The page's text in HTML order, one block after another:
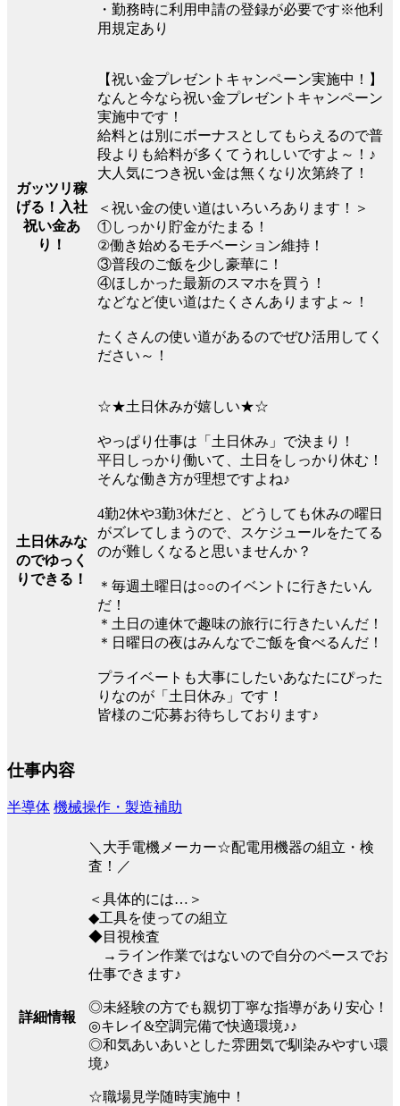
・勤務時に利用申請の登録が必要です※他利
用規定あり
ガッツリ稼
げる！入社
祝い金あ
り！
【祝い金プレゼントキャンペーン実施中！】
なんと今なら祝い金プレゼントキャンペーン
実施中です！
給料とは別にボーナスとしてもらえるので普
段よりも給料が多くてうれしいですよ～！♪
大人気につき祝い金は無くなり次第終了！
＜祝い金の使い道はいろいろあります！＞
①しっかり貯金がたまる！
②働き始めるモチベーション維持！
③普段のご飯を少し豪華に！
④ほしかった最新のスマホを買う！
などなど使い道はたくさんありますよ～！
たくさんの使い道があるのでぜひ活用してく
ださい～！
土日休みな
のでゆっく
りできる！
☆★土日休みが嬉しい★☆
やっぱり仕事は「土日休み」で決まり！
平日しっかり働いて、土日をしっかり休む！
そんな働き方が理想ですよね♪
4勤2休や3勤3休だと、どうしても休みの曜日
がズレてしまうので、スケジュールをたてる
のが難しくなると思いませんか？
＊毎週土曜日は○○のイベントに行きたいん
だ！
＊土日の連休で趣味の旅行に行きたいんだ！
＊日曜日の夜はみんなでご飯を食べるんだ！
プライベートも大事にしたいあなたにぴった
りなのが「土日休み」です！
皆様のご応募お待ちしております♪
仕事内容
半導体 機械操作・製造補助
詳細情報
＼大手電機メーカー☆配電用機器の組立・検
査！／
＜具体的には…＞
◆工具を使っての組立
◆目視検査
→ライン作業ではないので自分のペースでお
仕事できます♪
◎未経験の方でも親切丁寧な指導があり安心！
◎キレイ&空調完備で快適環境♪♪
◎和気あいあいとした雰囲気で馴染みやすい環
境♪
☆職場見学随時実施中！